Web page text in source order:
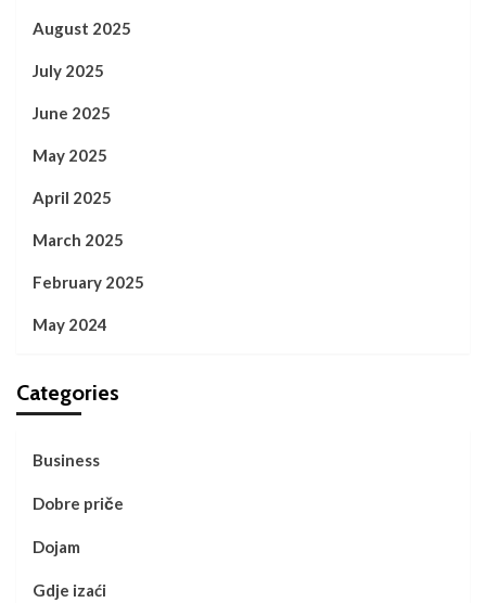
August 2025
July 2025
June 2025
May 2025
April 2025
March 2025
February 2025
May 2024
Categories
Business
Dobre priče
Dojam
Gdje izaći